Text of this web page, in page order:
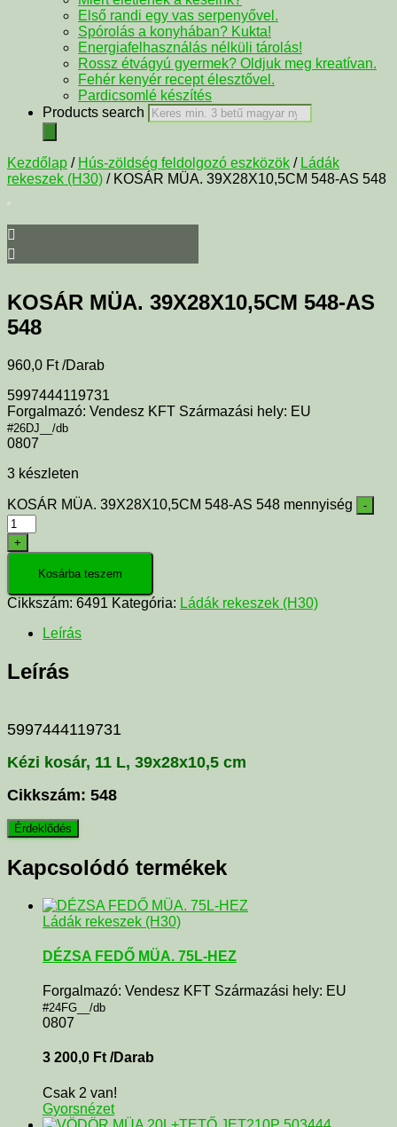
Első randi egy vas serpenyővel.
Spórolás a konyhában? Kukta!
Energiafelhasználás nélküli tárolás!
Rossz étvágyú gyermek? Oldjuk meg kreatívan.
Fehér kenyér recept élesztővel.
Pardicsomlé készítés
Products search
Kezdőlap / Hús-zöldség feldolgozó eszközök / Ládák
rekeszek (H30) / KOSÁR MÜA. 39X28X10,5CM 548-AS 548
KOSÁR MÜA. 39X28X10,5CM 548-AS
548
960,0 Ft /Darab
5997444119731
Forgalmazó: Vendesz KFT Származási hely: EU
#26DJ__/db
0807
3 készleten
KOSÁR MÜA. 39X28X10,5CM 548-AS 548 mennyiség -
+
Kosárba teszem
Cikkszám: 6491 Kategória: Ládák rekeszek (H30)
Leírás
Leírás
5997444119731
Kézi kosár, 11 L, 39x28x10,5 cm
Cikkszám: 548
Kapcsolódó termékek
Ládák rekeszek (H30)
DÉZSA FEDŐ MÜA. 75L-HEZ
Forgalmazó: Vendesz KFT Származási hely: EU
#24FG__/db
0807
3 200,0 Ft /Darab
Csak 2 van!
Gyorsnézet